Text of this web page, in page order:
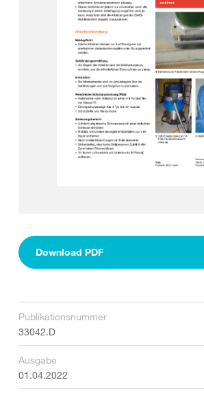
Download PDF
Publikationsnummer
33042.D
Ausgabe
01.04.2022